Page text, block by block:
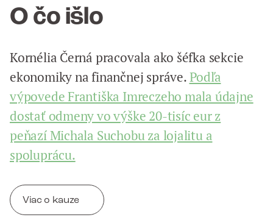
O čo išlo
Kornélia Černá pracovala ako šéfka sekcie
ekonomiky na finančnej správe.Podľa
výpovede Františka Imreczeho mala údajne
dostať odmeny vo výške 20-tisíc eur z
peňazí Michala Suchobu za lojalitu a
spoluprácu.
Viac o kauze